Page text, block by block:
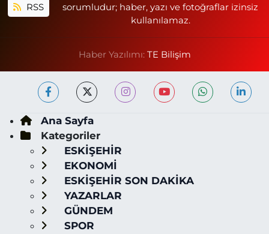
RSS
sorumludur; haber, yazı ve fotoğraflar izinsiz
kullanılamaz.
Haber Yazılımı: TE Bilişim
Ana Sayfa
Kategoriler
ESKİŞEHİR
EKONOMİ
ESKİŞEHİR SON DAKİKA
YAZARLAR
GÜNDEM
SPOR